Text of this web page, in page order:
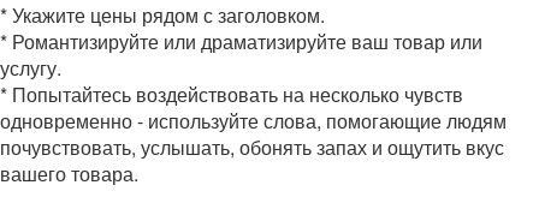
* Укажите цены рядом с заголовком.
* Романтизируйте или драматизируйте ваш товар или
услугу.
* Попытайтесь воздействовать на несколько чувств
одновременно - используйте слова, помогающие людям
почувствовать, услышать, обонять запах и ощутить вкус
вашего товара.